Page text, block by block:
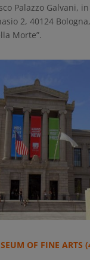
Palazzo Galvani, in
2, 40124
Morte”.
OF FINE ARTS